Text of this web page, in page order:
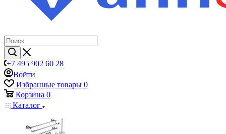
+7 495 902 60 28
Войти
Избранные товары 0
Корзина 0
Каталог